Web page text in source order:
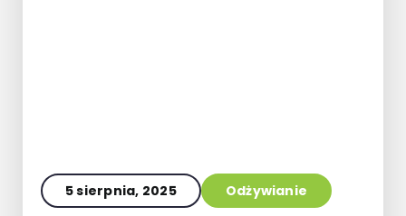
5 sierpnia, 2025 Odżywianie